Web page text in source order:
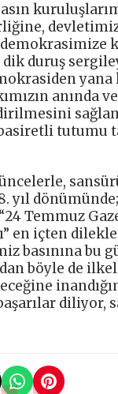
duruş
anında
basiretli tutumu
yıl
Temmuz
en içten
basınına bu
böyle de
diliyor,